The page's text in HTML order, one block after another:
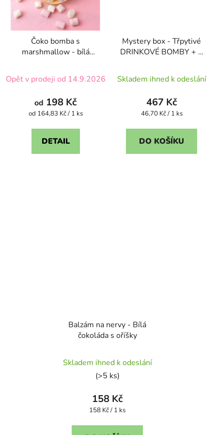
Čoko bomba s
marshmallow - bílá
hodnocení
produktu
je
z
Opět v prodeji od 14.9.2026
od 198 Kč
Měrná
od 164,83 Kč / 1 ks
DETAIL
Mystery box - Třpytivé
DRINKOVÉ BOMBY + 1
hodnocení
produktu
je
z
Skladem ihned k odeslání
467 Kč
Měrná
46,70 Kč / 1 ks
DO KOŠÍKU
Balzám na nervy - Bílá
čokoláda s oříšky
hodnocení
produktu
je
5,0
Skladem ihned k odeslání
(>5 ks)
158 Kč
Měrná
158 Kč / 1 ks